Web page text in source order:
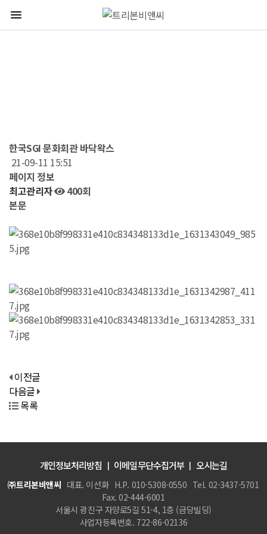
menu
한국SGI 문화회관 바닥왁스
21-09-11 15:51
페이지 정보
최고관리자
400회
본문
이전글
다음글
목록
개인정보처리방침 이메일무단수집거부 오시는길
㈜트리본비앤씨 대표. 이선화 H.P. 010-5308-0550 Tel. 02-3437-5701
Fax. 02-444-6001
서울시 광진구 자양로5길 51-4, 1층 (금당빌딩)
사업자등록번호. 722-86-02136